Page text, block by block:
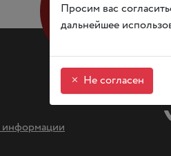
зал
Просим вас
дальнейшее
Не согласен